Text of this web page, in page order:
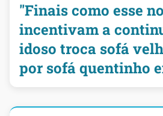
"Finais como esse
incentivam a
idoso troca sofá
por sofá quentinho